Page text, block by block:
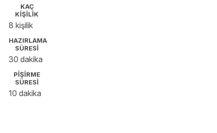
KAÇ
KİŞİLİK
8 kişilik
HAZIRLAMA
SÜRESİ
30 dakika
PİŞİRME
SÜRESİ
10 dakika